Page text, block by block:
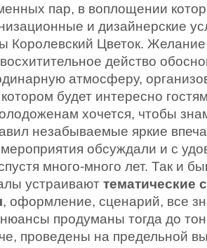
пар, в воплощении
и дизайнерские
Цветок. Желание
действо
атмосферу,
будет интересно
хочется, чтобы
незабываемые яркие
обсуждали и с
много-много лет. Так и
устраивают тематические
, оформление, сценарий, все
продуманы тогда до
проведены на предельной